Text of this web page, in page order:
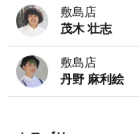
敷島店
茂木 壮志
敷島店
丹野 麻利絵